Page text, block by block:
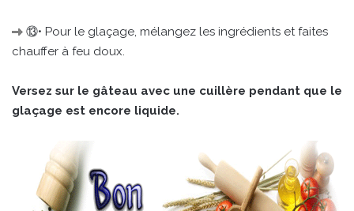
⑬• Pour le glaçage, mélangez les ingrédients et faites
chauffer à feu doux.
Versez sur le gâteau avec une cuillère pendant que le
glaçage est encore liquide.